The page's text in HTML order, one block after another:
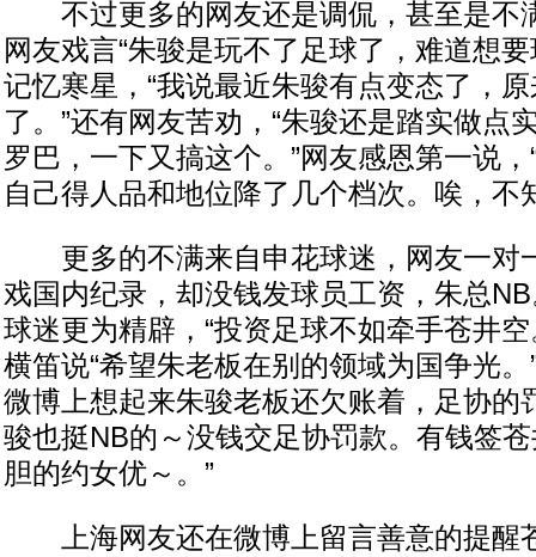
不过更多的网友还是调侃，甚至是不
网友戏言“朱骏是玩不了足球了，难道想
记忆寒星，“我说最近朱骏有点变态了，
了。”还有网友苦劝，“朱骏还是踏实做点
罗巴，一下又搞这个。”网友感恩第一说
自己得人品和地位降了几个档次。唉，不
更多的不满来自申花球迷，网友一对
戏国内纪录，却没钱发球员工资，朱总
球迷更为精辟，“投资足球不如牵手苍井
横笛说“希望朱老板在别的领域为国争光
微博上想起来朱骏老板还欠账着，足协的
骏也挺NB的～没钱交足协罚款。有钱签
胆的约女优～。”
上海网友还在微博上留言善意的提醒